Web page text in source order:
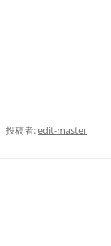
| 投稿者:edit-master